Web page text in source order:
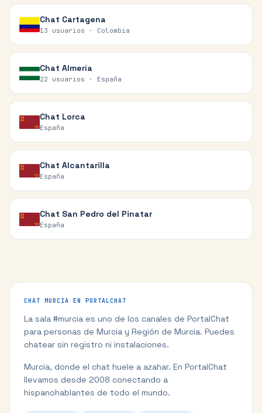
Chat Cartagena
13 usuarios · Colombia
Chat Almería
22 usuarios · España
Chat Lorca
España
Chat Alcantarilla
España
Chat San Pedro del Pinatar
España
CHAT MURCIA EN PORTALCHAT
La sala #murcia es uno de los canales de PortalChat
para personas de Murcia y Región de Murcia. Puedes
chatear sin registro ni instalaciones.
Murcia, donde el chat huele a azahar. En PortalChat
llevamos desde 2008 conectando a
hispanohablantes de todo el mundo.